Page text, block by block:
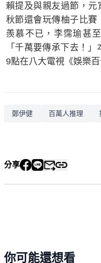
賴提及與親友過節，元
秋節還會玩傳柚子比賽
羨慕不已，李霈瑜甚
「千萬要傳承下去！
9點在八大電視《娛樂
鄭伊健 百萬人推理
分享
你可能還想看